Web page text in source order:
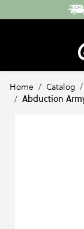
Direkt zum Inhalt
Home / Catalog /
/ Abduction